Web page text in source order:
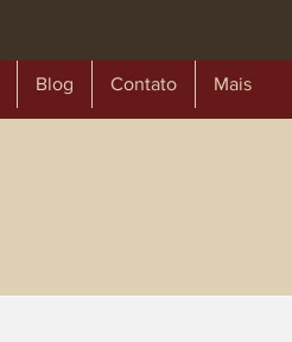
Blog Contato Mais